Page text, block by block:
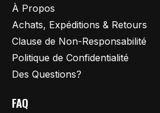
À Propos
Achats, Expéditions & Retours
Clause de Non-Responsabilité
Politique de Confidentialité
Des Questions?
FAQ